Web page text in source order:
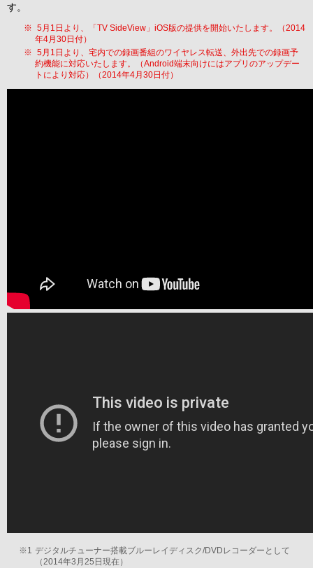
す。
※ 5月1日より、「TV SideView」iOS版の提供を開始いたします。（2014
年4月30日付）
※ 5月1日より、宅内での録画番組のワイヤレス転送、外出先での録画予
約機能に対応いたします。（Android端末向けにはアプリのアップデー
トにより対応）（2014年4月30日付）
※1 デジタルチューナー搭載ブルーレイディスク/DVDレコーダーとして
（2014年3月25日現在）